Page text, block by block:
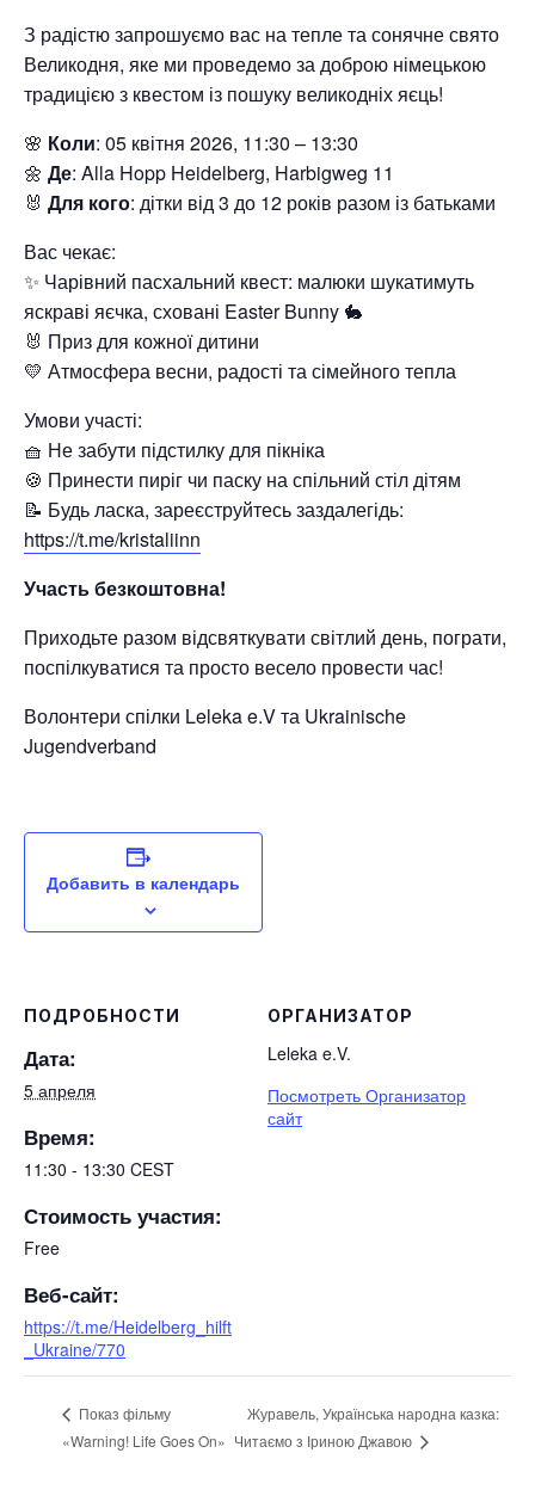
З радістю запрошуємо вас на тепле та сонячне свято
Великодня, яке ми проведемо за доброю німецькою
традицією з квестом із пошуку великодніх яєць!
🌸 Коли: 05 квітня 2026, 11:30 – 13:30
🌼 Де: Alla Hopp Heidelberg, Harbigweg 11
🐰 Для кого: дітки від 3 до 12 років разом із батьками
Вас чекає:
✨ Чарівний пасхальний квест: малюки шукатимуть
яскраві яєчка, сховані Easter Bunny 🐇
🐰 Приз для кожної дитини
💛 Атмосфера весни, радості та сімейного тепла
Умови участі:
🧺 Не забути підстилку для пікніка
🍪 Принести пиріг чи паску на спільний стіл дітям
📝 Будь ласка, зареєструйтесь заздалегідь:
https://t.me/kristaliinn
Участь безкоштовна!
Приходьте разом відсвяткувати світлий день, пограти,
поспілкуватися та просто весело провести час!
Волонтери спілки Leleka e.V та Ukrainische
Jugendverband
Добавить в календарь
ПОДРОБНОСТИ
Дата:
5 апреля
Время:
11:30 - 13:30 CEST
Стоимость участия:
Free
Веб-сайт:
https://t.me/Heidelberg_hilft
_Ukraine/770
ОРГАНИЗАТОР
Leleka e.V.
Посмотреть Организатор
сайт
Показ фільму
«Warning! Life Goes On»
Журавель, Українська народна казка:
Читаємо з Іриною Джавою